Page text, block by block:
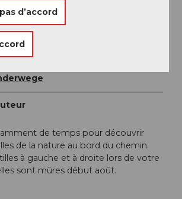
de temps pour découvrir
de la nature au bord du chemin.
à gauche et à droite lors de votre
sont mûres début août.
d’accord